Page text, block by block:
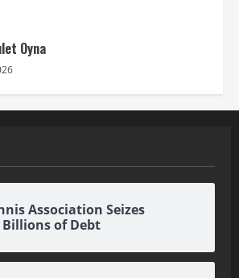
Oyna
Association Seizes
of Debt